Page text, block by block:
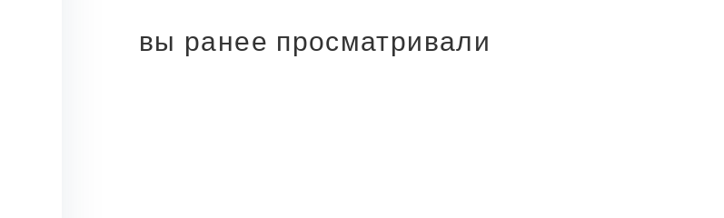
вы ранее просматривали